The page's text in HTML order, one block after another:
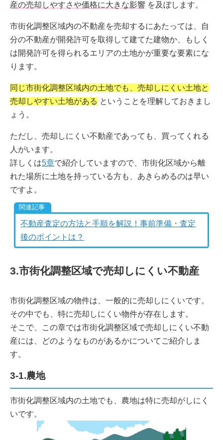
産の売却しやすさや価格に大きな影響 を及ぼします。
市街化調整区域内の不動産を売却するにあたっては、自
分の不動産が開発許可を取得して建てた建物か、もしく
は開発許可を得られるエリアの土地かが重要な要素にな
ります。
同じ市街化調整区域内の土地でも、売却しにくい土地と
売却しやすい土地がある ということを理解しておきまし
ょう。
ただし、売却しにくい不動産であっても、買ってくれる
人がいます。
詳しくは5章で紹介していますので、市街化区域から離
れた場所に土地を持っている方も、あきらめるのは早い
ですよ。
不動産査定の方法と手順を解説！事前準備・査定
後のポイントは？
3.市街化調整区域で売却しにくい不動産
市街化調整区域の物件は、一般的に売却しにくいです。
その中でも、特に売却しにくい物件が存在します。
そこで、この章では市街化調整区域で売却しにくい不動
産には、どのようなものがあるかについてご紹介しま
す。
3-1.農地
市街化調整区域内の土地でも、農地は特に売却がしにく
いです。